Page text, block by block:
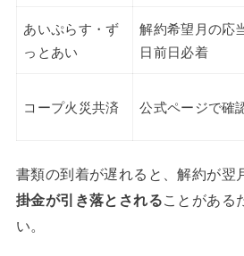
あいぷらす・ず
っとあい
解約希望月の応
日前日必着
コープ火災共済 公式ページで確
書類の到着が遅れると、解約が翌
掛金が引き落とされることがある
い。